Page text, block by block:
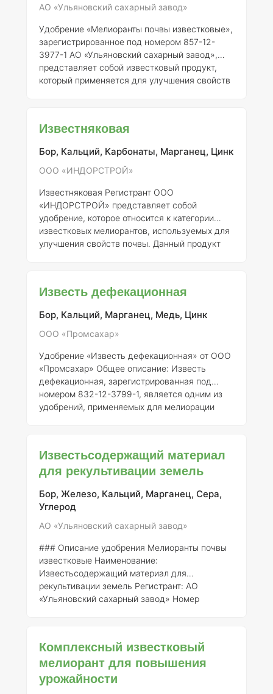
основной элемент, который спо
АО «Ульяновский сахарный завод»
Удобрение «Мелиоранты почвы известковые»,
зарегистрированное под номером 857-12-
3977-1 АО «Ульяновский сахарный завод»,
представляет собой известковый продукт,
который применяется для улучшения свойств
структуры и химического состава, а также
для растений. ### Описание и состав
«Мелиоранты почвы известковые»
содержащий карбонаты кальция и магния, а
такж
Известняковая
Бор, Кальций, Карбонаты, Марганец, Цинк
ООО «ИНДОРСТРОЙ»
Известняковая Регистрант ООО
«ИНДОРСТРОЙ» представляет собой
удобрение, которое относится к категории
известковых мелиорантов, используемых для
улучшения свойств почвы. Данный продукт
Регистрант содержит натуральные
способствуют восстановлению баланса pH в
почве. Это особенно актуально для кислых
негативно сказываться на росте и развитии
растений. Удобрение обогащает почв
Известь дефекационная
Бор, Кальций, Марганец, Медь, Цинк
ООО «Промсахар»
Удобрение «Известь дефекационная» от ООО
«Промсахар» Общее описание: Известь
дефекационная, зарегистрированная под
номером 832-12-3799-1, является одним из
удобрений, применяемых для мелиорации
повышению её плодородия и эффективности
сельскохозяйственного производства.Состав
компонентом данного удобрения является
известь, которая содержит кальций и магний.
Конкретные концентрации
Известьсодержащий материал
для рекультивации земель
Бор, Железо, Кальций, Марганец, Сера,
Углерод
АО «Ульяновский сахарный завод»
### Описание удобрения Мелиоранты почвы
известковые Наименование:
Известьсодержащий материал для
рекультивации земель Регистрант: АО
«Ульяновский сахарный завод» Номер
3977-1, представляет собой удобрение,
предназначенное для мелиорации и
рекультивации земель, имеющих повышенную
кислотность. Это удобрение способствует
Комплексный известковый
мелиорант для повышения
урожайности